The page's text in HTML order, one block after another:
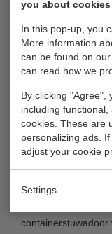
you about
In this pop-up, you
More information
can be found on
can read how we
By clicking "Agree",
including
cookies. These are
personalizing ads.
adjust your cookie
Settings
container binnen
beschikbaar voor
af hoeft.’ Hij
een veelvoud
Topman Leo Ruijs
‘een volgende stap
hem garandeert de
de inbreng van
containerstuwadoor